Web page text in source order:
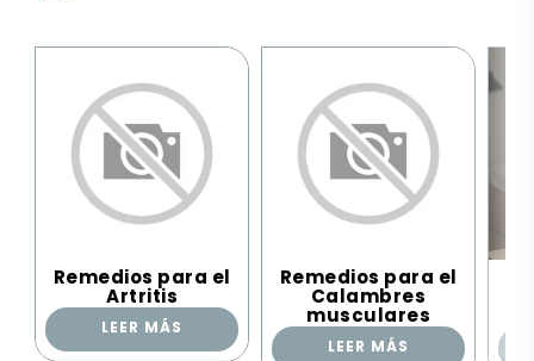
Remedios para el
Artritis
LEER MÁS
Remedios para el
Calambres
musculares
LEER MÁS